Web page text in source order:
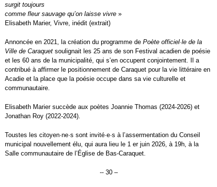
surgit toujours
comme fleur sauvage qu’on laisse vivre »
Elisabeth Marier, Vivre, inédit (extrait)
Annoncée en 2021, la création du programme de Poète officiel·le de la
Ville de Caraquet soulignait les 25 ans de son Festival acadien de poésie
et les 60 ans de la municipalité, qui s’en occupent conjointement. Il a
contribué à affirmer le positionnement de Caraquet pour la vie littéraire en
Acadie et la place que la poésie occupe dans sa vie culturelle et
communautaire.
Elisabeth Marier succède aux poètes Joannie Thomas (2024-2026) et
Jonathan Roy (2022-2024).
Toustes les citoyen·ne·s sont invité·e·s à l’assermentation du Conseil
municipal nouvellement élu, qui aura lieu le 1 er juin 2026, à 19h, à la
Salle communautaire de l’Église de Bas-Caraquet.
-- 30 –